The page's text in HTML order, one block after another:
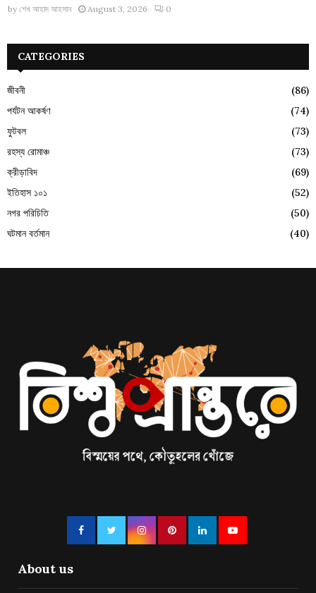
by শেখ আহাদ আহসান August 3, 2026 0
CATEGORIES
জীবনী
(86)
পর্যটন আকর্ষণ
(74)
ফুটবল
(73)
রহস্য রোমাঞ্চ
(73)
ক্রীড়াবিদ
(69)
ইতিহাস ১০১
(52)
নগর পরিচিতি
(50)
ঘটমান বর্তমান
(40)
About us